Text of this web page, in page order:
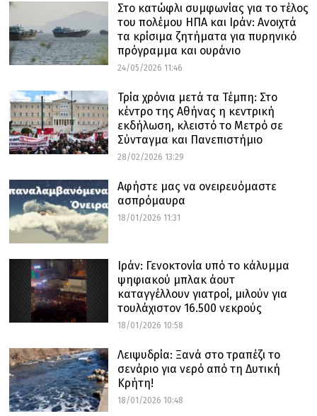
Στο κατώφλι συμφωνίας για το τέλος
του πολέμου ΗΠΑ και Ιράν: Ανοιχτά
τα κρίσιμα ζητήματα για πυρηνικό
πρόγραμμα και ουράνιο
24/05/2026 11:46
Τρία χρόνια μετά τα Τέμπη: Στο
κέντρο της Αθήνας η κεντρική
εκδήλωση, κλειστό το Μετρό σε
Σύνταγμα και Πανεπιστήμιο
28/02/2026 13:29
Αφήστε μας να ονειρευόμαστε
ασπρόμαυρα
18/01/2026 11:31
Ιράν: Γενοκτονία υπό το κάλυμμα
ψηφιακού μπλακ άουτ
καταγγέλλουν γιατροί, μιλούν για
τουλάχιστον 16.500 νεκρούς
18/01/2026 10:58
Λειψυδρία: Ξανά στο τραπέζι το
σενάριο για νερό από τη Δυτική
Κρήτη!
18/01/2026 10:48